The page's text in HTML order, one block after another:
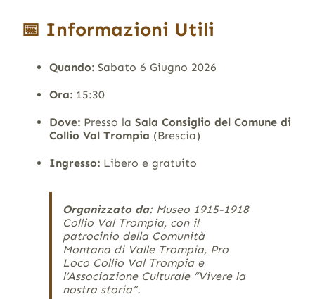
📅 Informazioni Utili
Quando:Sabato 6 Giugno 2026
Ora:15:30
Dove:Presso la Sala Consiglio del Comune di
Collio Val Trompia (Brescia)
Ingresso:Libero e gratuito
Organizzato da:Museo 1915-1918
Collio Val Trompia, con il
patrocinio della Comunità
Montana di Valle Trompia, Pro
Loco Collio Val Trompia e
l’Associazione Culturale “Vivere la
nostra storia”.